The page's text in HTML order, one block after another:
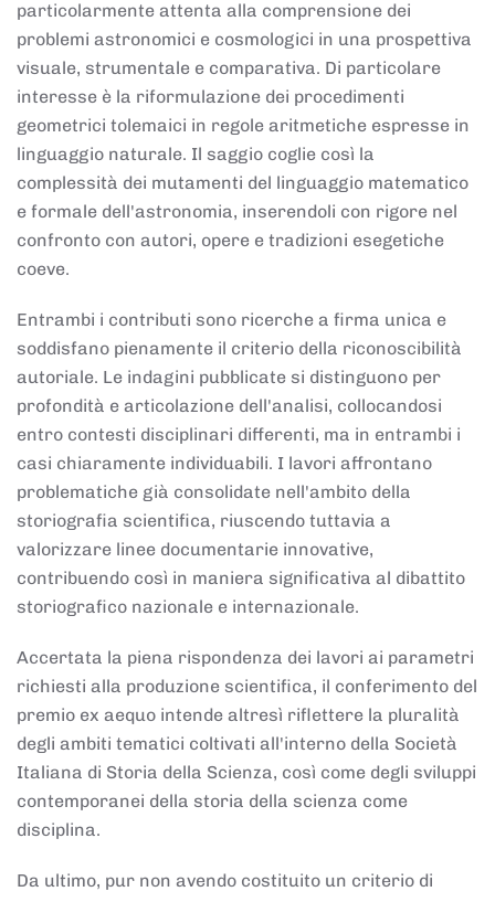
particolarmente attenta alla comprensione dei
problemi astronomici e cosmologici in una prospettiva
visuale, strumentale e comparativa. Di particolare
interesse è la riformulazione dei procedimenti
geometrici tolemaici in regole aritmetiche espresse in
linguaggio naturale. Il saggio coglie così la
complessità dei mutamenti del linguaggio matematico
e formale dell'astronomia, inserendoli con rigore nel
confronto con autori, opere e tradizioni esegetiche
coeve.
Entrambi i contributi sono ricerche a firma unica e
soddisfano pienamente il criterio della riconoscibilità
autoriale. Le indagini pubblicate si distinguono per
profondità e articolazione dell'analisi, collocandosi
entro contesti disciplinari differenti, ma in entrambi i
casi chiaramente individuabili. I lavori affrontano
problematiche già consolidate nell'ambito della
storiografia scientifica, riuscendo tuttavia a
valorizzare linee documentarie innovative,
contribuendo così in maniera significativa al dibattito
storiografico nazionale e internazionale.
Accertata la piena rispondenza dei lavori ai parametri
richiesti alla produzione scientifica, il conferimento del
premio ex aequo intende altresì riflettere la pluralità
degli ambiti tematici coltivati all'interno della Società
Italiana di Storia della Scienza, così come degli sviluppi
contemporanei della storia della scienza come
disciplina.
Da ultimo, pur non avendo costituito un criterio di